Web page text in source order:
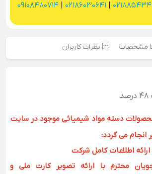
02186030641
09108480714
مشخصات نظرات کاربران
دسته مواد شیمیائی موجود در سایت
انجام می گردد:
ارائه اطلاعات کامل شرکت
محترم با ارائه تصویر کارت ملی و